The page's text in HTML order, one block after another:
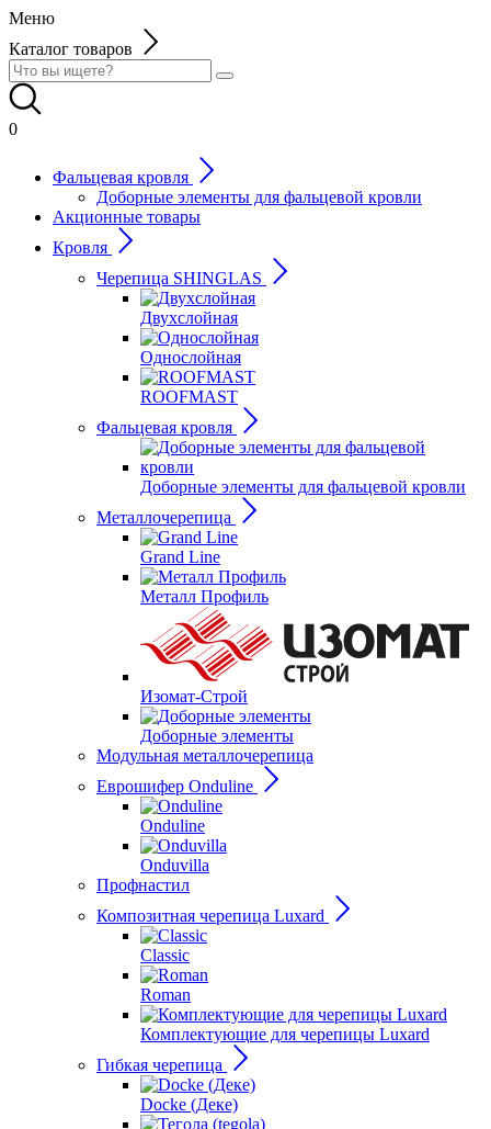
Меню
Каталог товаров
0
Фальцевая кровля
Доборные элементы для фальцевой кровли
Акционные товары
Кровля
Черепица SHINGLAS
Двухслойная
Однослойная
ROOFMAST
Фальцевая кровля
Доборные элементы для фальцевой кровли
Металлочерепица
Grand Line
Металл Профиль
Изомат-Строй
Доборные элементы
Модульная металлочерепица
Еврошифер Onduline
Onduline
Onduvilla
Профнастил
Композитная черепица Luxard
Сlassic
Roman
Комплектующие для черепицы Luxard
Гибкая черепица
Docke (Деке)